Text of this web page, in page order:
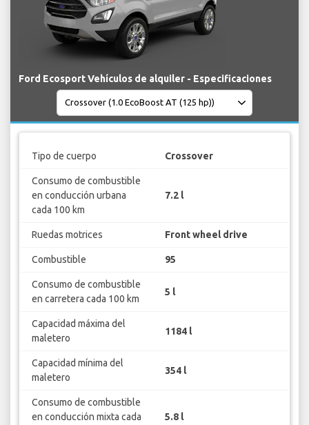
Ford Ecosport Vehículos de alquiler - Especificaciones
Tipo de cuerpo Crossover
Consumo de combustible
en conducción urbana
cada 100 km
7.2 l
Ruedas motrices Front wheel drive
Combustible 95
Consumo de combustible
en carretera cada 100 km
5 l
Capacidad máxima del
maletero
1184 l
Capacidad mínima del
maletero
354 l
Consumo de combustible
en conducción mixta cada
5.8 l